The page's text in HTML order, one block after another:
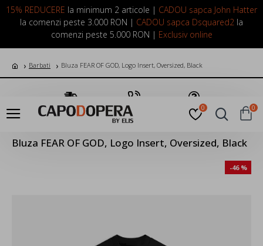
15% REDUCERE la minimum 2 articole | CADOU sapca John Hatter
la comenzi peste 3.000 RON | CADOU sapca Dsquared2 la
comenzi peste 5.000 RON | Exclusiv online
LOGIN INREGISTRARE
0 0
Barbati Bluza FEAR OF GOD, Logo Insert, Oversized, Black
Transport Gratuit Suna Acum Pune o Intrebare
Bluza FEAR OF GOD, Logo Insert, Oversized, Black
-46 %